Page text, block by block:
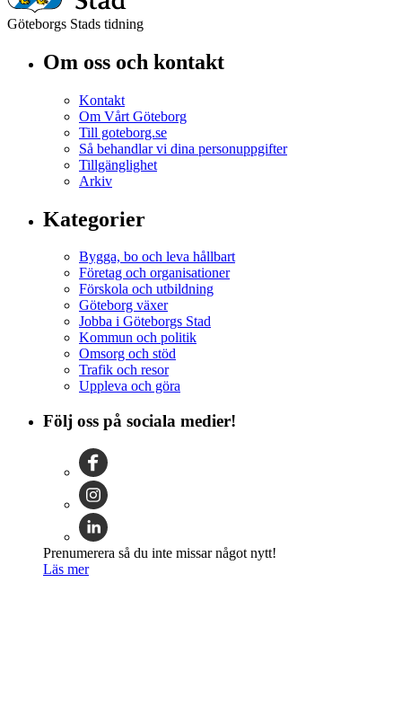
Göteborgs Stads tidning
Om oss och kontakt
Kontakt
Om Vårt Göteborg
Till goteborg.se
Så behandlar vi dina personuppgifter
Tillgänglighet
Arkiv
Kategorier
Bygga, bo och leva hållbart
Företag och organisationer
Förskola och utbildning
Göteborg växer
Jobba i Göteborgs Stad
Kommun och politik
Omsorg och stöd
Trafik och resor
Uppleva och göra
Följ oss på sociala medier!
Prenumerera så du inte missar något nytt!
Läs mer